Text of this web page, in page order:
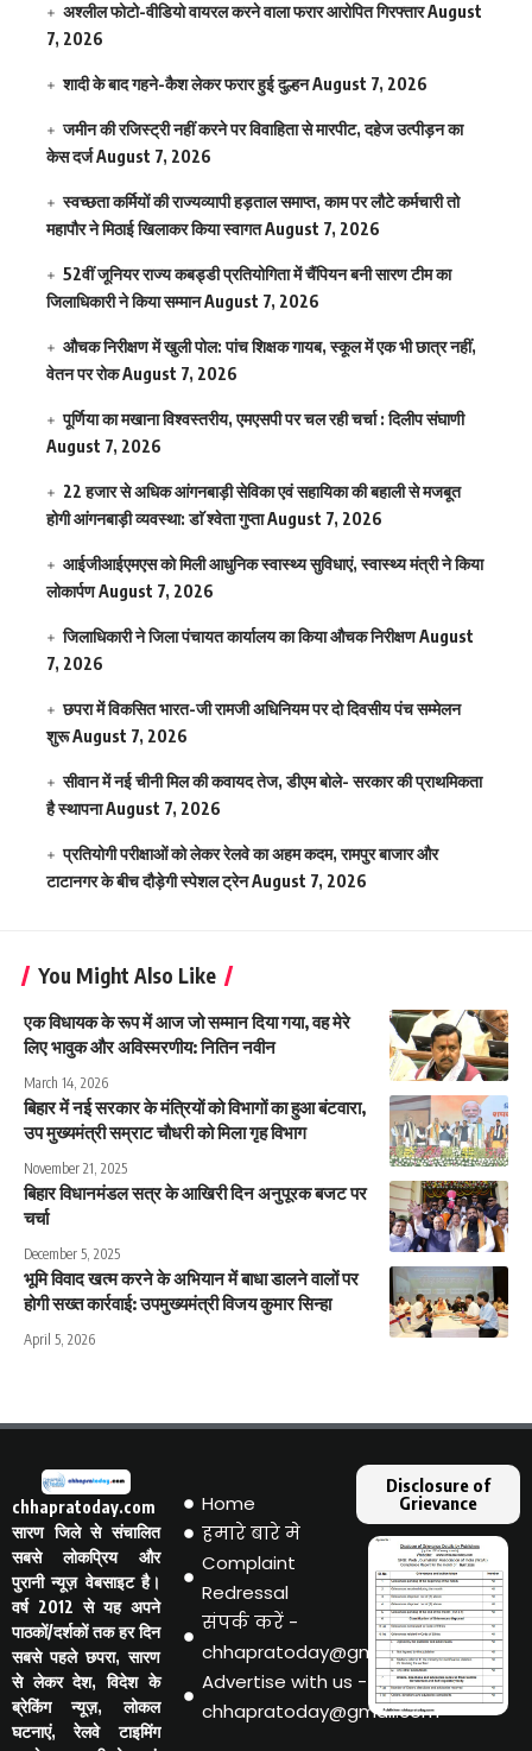
अश्लील फोटो-वीडियो वायरल करने वाला फरार आरोपित गिरफ्तारAugust
7, 2026
शादी के बाद गहने-कैश लेकर फरार हुई दुल्हनAugust 7, 2026
जमीन की रजिस्ट्री नहीं करने पर विवाहिता से मारपीट, दहेज उत्पीड़न का
केस दर्जAugust 7, 2026
स्वच्छता कर्मियों की राज्यव्यापी हड़ताल समाप्त, काम पर लौटे कर्मचारी तो
महापौर ने मिठाई खिलाकर किया स्वागतAugust 7, 2026
52वीं जूनियर राज्य कबड्डी प्रतियोगिता में चैंपियन बनी सारण टीम का
जिलाधिकारी ने किया सम्मानAugust 7, 2026
औचक निरीक्षण में खुली पोल: पांच शिक्षक गायब, स्कूल में एक भी छात्र नहीं,
वेतन पर रोकAugust 7, 2026
पूर्णिया का मखाना विश्वस्तरीय, एमएसपी पर चल रही चर्चा : दिलीप संघाणी
August 7, 2026
22 हजार से अधिक आंगनबाड़ी सेविका एवं सहायिका की बहाली से मजबूत
होगी आंगनबाड़ी व्यवस्था: डाॅ श्वेता गुप्ताAugust 7, 2026
आईजीआईएमएस काे मिली आधुनिक स्वास्थ्य सुविधाएं, स्वास्थ्य मंत्री ने किया
लोकार्पणAugust 7, 2026
जिलाधिकारी ने जिला पंचायत कार्यालय का किया औचक निरीक्षणAugust
7, 2026
छपरा में विकसित भारत-जी रामजी अधिनियम पर दो दिवसीय पंच सम्मेलन
शुरूAugust 7, 2026
सीवान में नई चीनी मिल की कवायद तेज, डीएम बोले- सरकार की प्राथमिकता
है स्थापनाAugust 7, 2026
प्रतियोगी परीक्षाओं को लेकर रेलवे का अहम कदम, रामपुर बाजार और
टाटानगर के बीच दौड़ेगी स्पेशल ट्रेनAugust 7, 2026
You Might Also Like
एक विधायक के रूप में आज जो सम्मान दिया गया, वह मेरे
लिए भावुक और अविस्मरणीय: नितिन नवीन
March 14, 2026
बिहार में नई सरकार के मंत्रियों को विभागों का हुआ बंटवारा,
उप मुख्यमंत्री सम्राट चौधरी को मिला गृह विभाग
November 21, 2025
बिहार विधानमंडल सत्र के आखिरी दिन अनुपूरक बजट पर
चर्चा
December 5, 2025
भूमि विवाद खत्म करने के अभियान में बाधा डालने वालों पर
होगी सख्त कार्रवाई: उपमुख्यमंत्री विजय कुमार सिन्हा
April 5, 2026
chhapratoday.com
सारण जिले से संचालित
सबसे लोकप्रिय और
पुरानी न्यूज़ वेबसाइट है।
वर्ष 2012 से यह अपने
पाठकों/दर्शकों तक हर दिन
सबसे पहले छपरा, सारण
से लेकर देश, विदेश के
ब्रेकिंग न्यूज़, लोकल
घटनाएं, रेलवे टाइमिंग
Home
हमारे बारे मे
Complaint
Redressal
संपर्क करें -
chhapratoday@gmail.com
Advertise with us -
chhapratoday@gmail.com
Disclosure of
Grievance